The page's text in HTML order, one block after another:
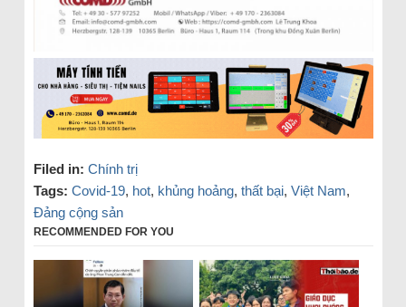
Filed in: Chính trị
Tags: Covid-19, hot, khủng hoảng, thất bại, Việt Nam,
Đảng cộng sản
RECOMMENDED FOR YOU